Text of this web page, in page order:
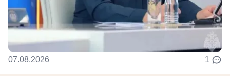
07.08.2026 1